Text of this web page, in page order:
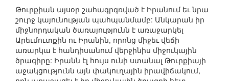
Թուրքիան այսօր շահագրգռված է Իրանում եւ նրա
շուրջ կայունության պահպանմամբ: Անկարան իր
միջնորդական ծառայությունն է առաջարկել
Արեւմուտքին ու Իրանին, որոնց միջեւ վեճի
առարկա է հանդիսանում վերջինիս միջուկային
ծրագիրը: Իրանն էլ հույս ունի ստանալ Թուրքիայի
աջակցությունն այն փակուղային իրավիճակում,